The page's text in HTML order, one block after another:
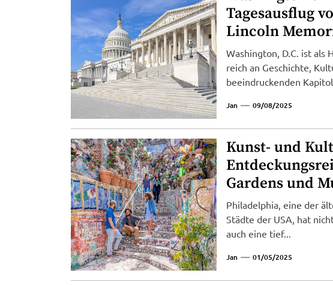
Tagesausflug
Lincoln
Washington, D.C. ist als
reich an Geschichte,
beeindruckenden
Jan 09/08/2025
Kunst- und
Gardens und
Philadelphia, eine der
Städte der USA, hat
auch eine tief...
Jan 01/05/2025